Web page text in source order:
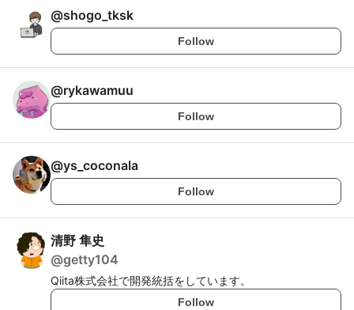
@shogo_tksk
Follow
@rykawamuu
Follow
@ys_coconala
Follow
清野 隼史
@getty104
Qiita株式会社で開発統括をしています。
Follow